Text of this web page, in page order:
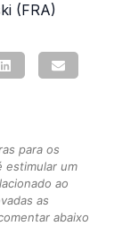
(FRA)
para os
estimular um
ao
as
abaixo